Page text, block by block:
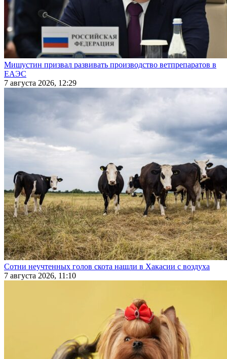
Мишустин призвал развивать производство ветпрепаратов в
ЕАЭС
7 августа 2026, 12:29
Сотни неучтенных голов скота нашли в Хакасии с воздуха
7 августа 2026, 11:10